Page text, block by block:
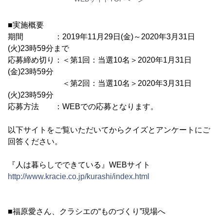
■実施概要
期間 ：2019年11月29日(金)～2020年3月31日
(火)23時59分まで
応募締め切り：＜第1回：当選10名＞2020年1月31日
(金)23時59分
＜第2回：当選10名＞2020年3月31日
(火)23時59分
応募方法 ：WEBでの応募となります。
以下サイトをご覧いただいてからクイズとアンケートにご
回答ください。
『人は暮らしでできている』WEBサイト
http://www.kracie.co.jp/kurashi/index.html
■福原愛さん、クラシエの“ものづくり”現場へ